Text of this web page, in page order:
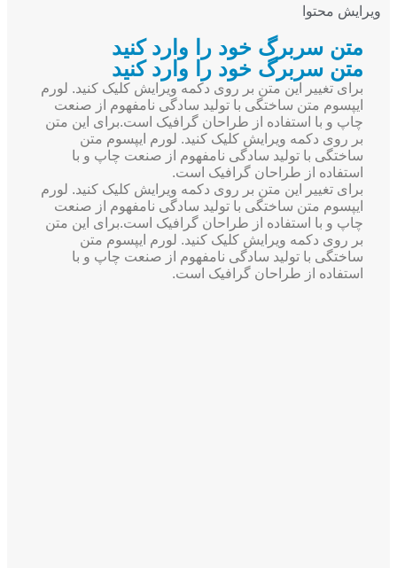
ویرایش محتوا
متن سربرگ خود را وارد کنید
متن سربرگ خود را وارد کنید
برای تغییر این متن بر روی دکمه ویرایش کلیک کنید. لورم
ایپسوم متن ساختگی با تولید سادگی نامفهوم از صنعت
چاپ و با استفاده از طراحان گرافیک است.برای این متن
بر روی دکمه ویرایش کلیک کنید. لورم ایپسوم متن
ساختگی با تولید سادگی نامفهوم از صنعت چاپ و با
استفاده از طراحان گرافیک است.
برای تغییر این متن بر روی دکمه ویرایش کلیک کنید. لورم
ایپسوم متن ساختگی با تولید سادگی نامفهوم از صنعت
چاپ و با استفاده از طراحان گرافیک است.برای این متن
بر روی دکمه ویرایش کلیک کنید. لورم ایپسوم متن
ساختگی با تولید سادگی نامفهوم از صنعت چاپ و با
استفاده از طراحان گرافیک است.